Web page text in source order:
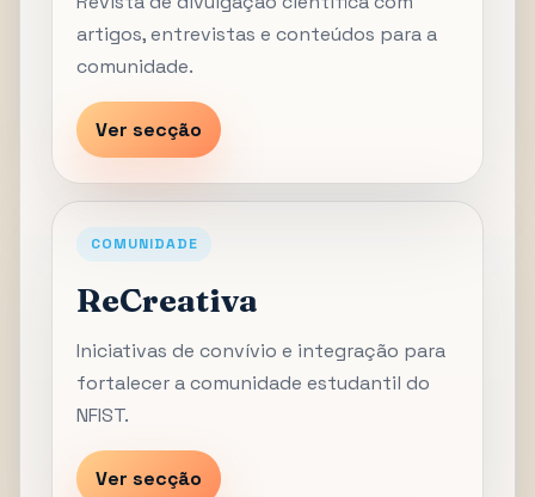
artigos, entrevistas e conteúdos para a
comunidade.
Ver secção
COMUNIDADE
ReCreativa
Iniciativas de convívio e integração para
fortalecer a comunidade estudantil do
NFIST.
Ver secção